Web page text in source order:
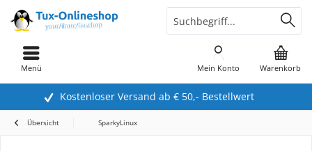
Kostenloser Versand ab € 50,- Bestellwert
Warenkorb
Mein Konto
Menü
Übersicht SparkyLinux